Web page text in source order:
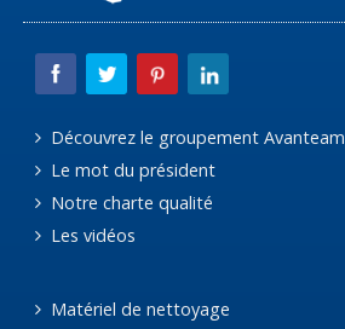
Découvrez le groupement Avanteam
Le mot du président
Notre charte qualité
Les vidéos
Matériel de nettoyage